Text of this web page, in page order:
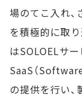
場のてこ入れ、
を積極的に取
はSOLOELサー
SaaS（
の提供を行い